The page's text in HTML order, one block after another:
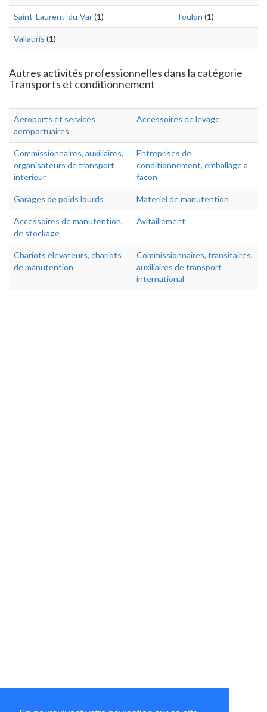
Saint-Laurent-du-Var(1) Toulon (1)
Vallauris (1)
Autres activités professionnelles dans la catégorie
Transports et conditionnement
Aeroports et services
aeroportuaires
Accessoires de levage
Commissionnaires, auxiliaires,
organisateurs de transport
interieur
Entreprises de
conditionnement, emballage a
facon
Garages de poids lourds Materiel de manutention
Accessoires de manutention,
de stockage
Avitaillement
Chariots elevateurs, chariots
de manutention
Commissionnaires, transitaires,
auxiliaires de transport
international